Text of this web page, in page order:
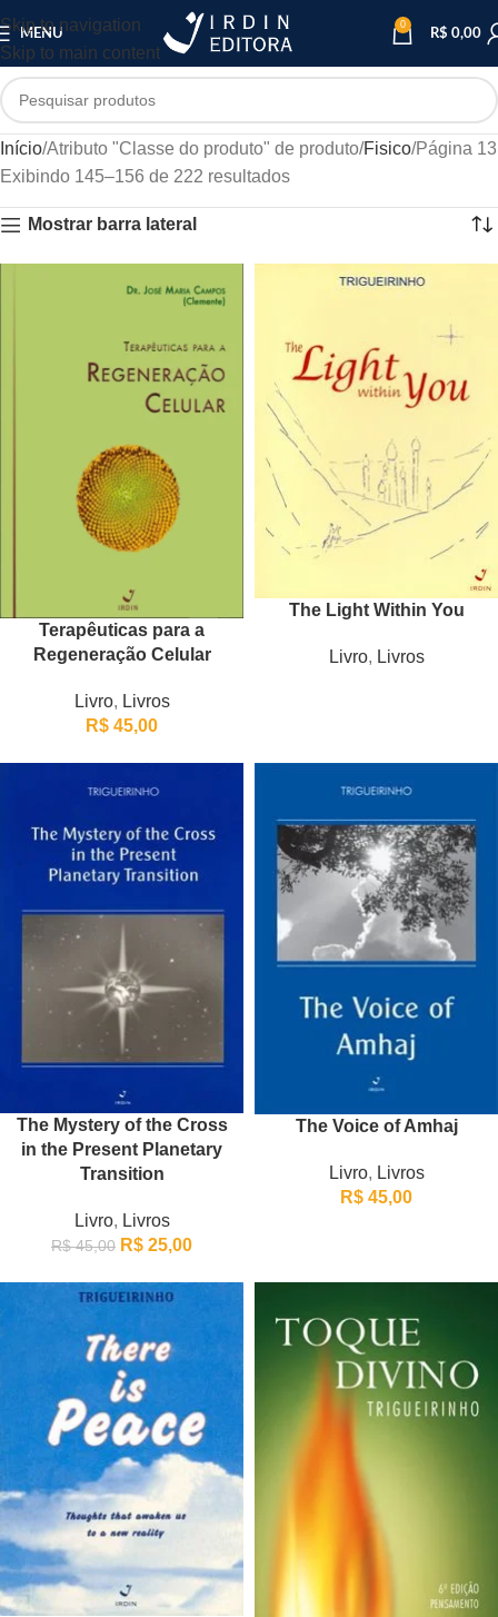
Skip to navigation
Skip to main content
MENU
0
R$ 0,00
Início Atributo "Classe do produto" de produto Fisico Página 13
Exibindo 145–156 de 222 resultados
Mostrar barra lateral
Terapêuticas para a
Regeneração Celular
Livro, Livros
R$ 45,00
The Light Within You
Livro, Livros
The Mystery of the Cross
in the Present Planetary
Transition
Livro, Livros
R$45,00 R$ 25,00
The Voice of Amhaj
Livro, Livros
R$ 45,00